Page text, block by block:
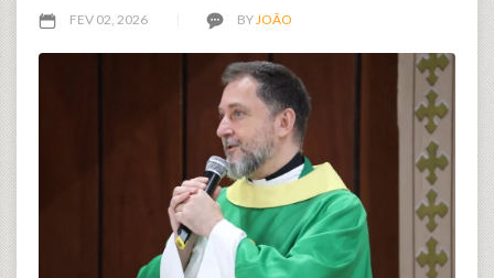
FEV 02, 2026 BYJOÃO